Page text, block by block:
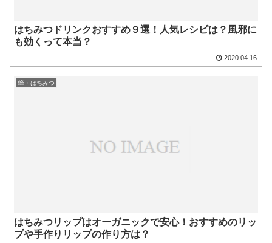
はちみつドリンクおすすめ９選！人気レシピは？風邪に
も効くって本当？
2020.04.16
蜂・はちみつ
はちみつリップはオーガニックで安心！おすすめのリッ
プや手作りリップの作り方は？